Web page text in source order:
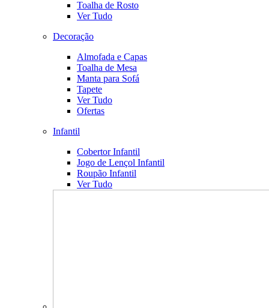
Toalha de Rosto
Ver Tudo
Decoração
Almofada e Capas
Toalha de Mesa
Manta para Sofá
Tapete
Ver Tudo
Ofertas
Infantil
Cobertor Infantil
Jogo de Lençol Infantil
Roupão Infantil
Ver Tudo